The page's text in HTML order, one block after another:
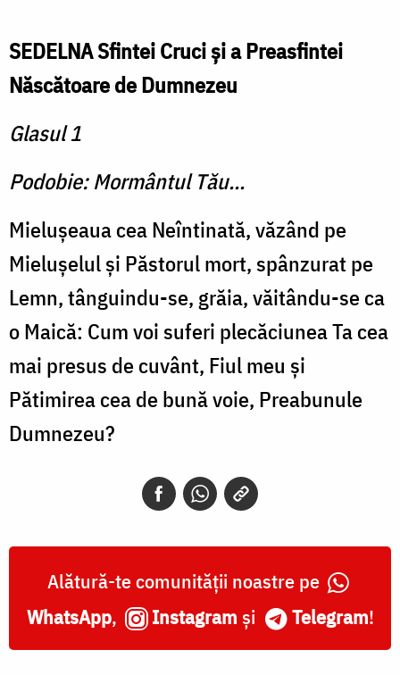
SEDELNA Sfintei Cruci şi a Preasfintei
Născătoare de Dumnezeu
Glasul 1
Podobie: Mormântul Tău...
Mieluşeaua cea Neîntinată, văzând pe
Mieluşelul şi Păsto­rul mort, spânzurat pe
Lemn, tânguindu-se, grăia, văitându-se ca
o Maică: Cum voi su­feri plecăciunea Ta cea
mai presus de cuvânt, Fiul meu şi
Pătimirea cea de bună voie, Preabunule
Dumnezeu?
Alătură-te comunității noastre pe
WhatsApp, Instagram și Telegram!